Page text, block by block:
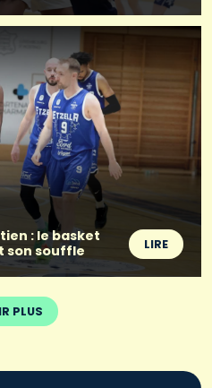
: le basket
son souffle
LIRE
PLUS